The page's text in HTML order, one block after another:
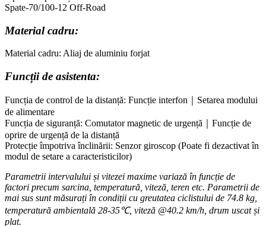
Spate-70/100-12 Off-Road
Material cadru:
Material cadru: Aliaj de aluminiu forjat
Funcții de asistenta:
Funcția de control de la distanță: Funcție interfon｜Setarea modului
de alimentare
Funcția de siguranță: Comutator magnetic de urgență｜Funcție de
oprire de urgență de la distanță
Protecție împotriva înclinării: Senzor giroscop (Poate fi dezactivat în
modul de setare a caracteristicilor)
Parametrii intervalului și vitezei maxime variază în funcție de
factori precum sarcina, temperatură, viteză, teren etc. Parametrii de
mai sus sunt măsurați în condiții cu greutatea ciclistului de 74.8 kg,
temperatură ambientală 28-35℃, viteză @40.2 km/h, drum uscat și
plat.